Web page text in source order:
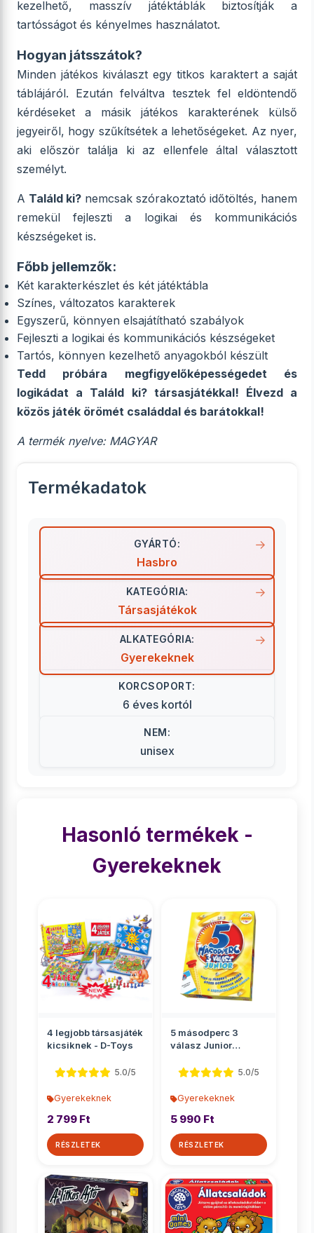
kezelhető, masszív játéktáblák biztosítják a
tartósságot és kényelmes használatot.
Hogyan játsszátok?
Minden játékos kiválaszt egy titkos karaktert a saját
táblájáról. Ezután felváltva tesztek fel eldöntendő
kérdéseket a másik játékos karakterének külső
jegyeiről, hogy szűkítsétek a lehetőségeket. Az nyer,
aki először találja ki az ellenfele által választott
személyt.
A Találd ki? nemcsak szórakoztató időtöltés, hanem
remekül fejleszti a logikai és kommunikációs
készségeket is.
Főbb jellemzők:
Két karakterkészlet és két játéktábla
Színes, változatos karakterek
Egyszerű, könnyen elsajátítható szabályok
Fejleszti a logikai és kommunikációs készségeket
Tartós, könnyen kezelhető anyagokból készült
Tedd próbára megfigyelőképességedet és
logikádat a Találd ki? társasjátékkal! Élvezd a
közös játék örömét családdal és barátokkal!
A termék nyelve: MAGYAR
Termékadatok
GYÁRTÓ:
Hasbro
KATEGÓRIA:
Társasjátékok
ALKATEGÓRIA:
Gyerekeknek
KORCSOPORT:
6 éves kortól
NEM:
unisex
Hasonló termékek -
Gyerekeknek
4 legjobb társasjáték
kicsiknek - D-Toys
5.0/5
Gyerekeknek
2 799 Ft
RÉSZLETEK
5 másodperc 3
válasz Junior
5.0/5
Gyerekeknek
5 990 Ft
RÉSZLETEK